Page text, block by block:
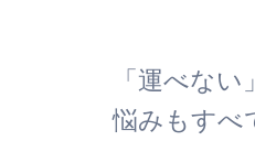
「運べな
悩みもすべ